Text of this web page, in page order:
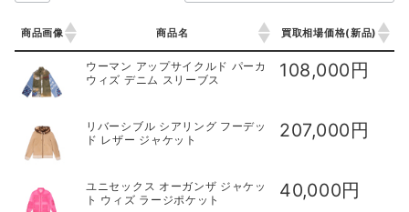
商品画像 商品名 買取相場価格(新品)
商品名 買取相場価格(新品)
ウーマン アップサイクルド パーカ
ウィズ デニム スリーブス
108,000円
リバーシブル シアリング フーデッ
ド レザー ジャケット
207,000円
ユニセックス オーガンザ ジャケッ
ト ウィズ ラージポケット
40,000円